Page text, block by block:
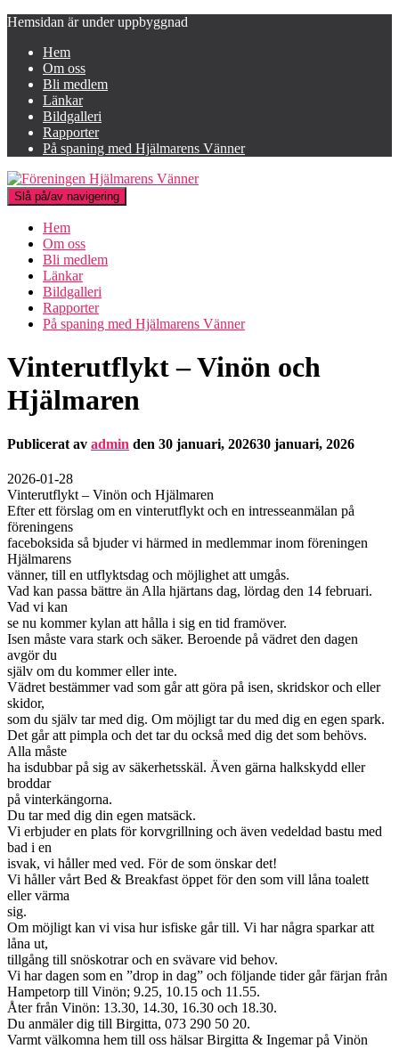
Hemsidan är under uppbyggnad
Hem
Om oss
Bli medlem
Länkar
Bildgalleri
Rapporter
På spaning med Hjälmarens Vänner
Slå på/av navigering
Hem
Om oss
Bli medlem
Länkar
Bildgalleri
Rapporter
På spaning med Hjälmarens Vänner
Vinterutflykt – Vinön och
Hjälmaren
Publicerat av admin den 30 januari, 202630 januari, 2026
2026-01-28
Vinterutflykt – Vinön och Hjälmaren
Efter ett förslag om en vinterutflykt och en intresseanmälan på
föreningens
faceboksida så bjuder vi härmed in medlemmar inom föreningen
Hjälmarens
vänner, till en utflyktsdag och möjlighet att umgås.
Vad kan passa bättre än Alla hjärtans dag, lördag den 14 februari.
Vad vi kan
se nu kommer kylan att hålla i sig en tid framöver.
Isen måste vara stark och säker. Beroende på vädret den dagen
avgör du
själv om du kommer eller inte.
Vädret bestämmer vad som går att göra på isen, skridskor och eller
skidor,
som du själv tar med dig. Om möjligt tar du med dig en egen spark.
Det går att pimpla och det tar du också med dig det som behövs.
Alla måste
ha isdubbar på sig av säkerhetsskäl. Även gärna halkskydd eller
broddar
på vinterkängorna.
Du tar med dig din egen matsäck.
Vi erbjuder en plats för korvgrillning och även vedeldad bastu med
bad i en
isvak, vi håller med ved. För de som önskar det!
Vi håller vårt Bed & Breakfast öppet för den som vill låna toalett
eller värma
sig.
Om möjligt kan vi visa hur isfiske går till. Vi har några sparkar att
låna ut,
tillgång till snöskotrar och en svävare vid behov.
Vi har dagen som en ”drop in dag” och följande tider går färjan från
Hampetorp till Vinön; 9.25, 10.15 och 11.55.
Åter från Vinön: 13.30, 14.30, 16.30 och 18.30.
Du anmäler dig till Birgitta, 073 290 50 20.
Varmt välkomna hem till oss hälsar Birgitta & Ingemar på Vinön